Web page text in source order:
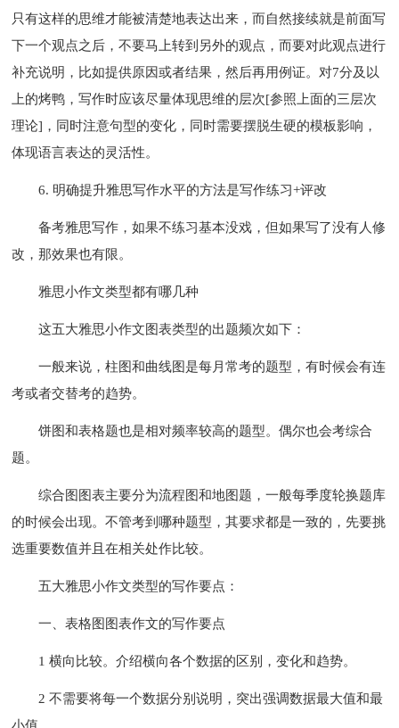
只有这样的思维才能被清楚地表达出来，而自然接续就是前面写
下一个观点之后，不要马上转到另外的观点，而要对此观点进行
补充说明，比如提供原因或者结果，然后再用例证。对7分及以
上的烤鸭，写作时应该尽量体现思维的层次[参照上面的三层次
理论]，同时注意句型的变化，同时需要摆脱生硬的模板影响，
体现语言表达的灵活性。
6. 明确提升雅思写作水平的方法是写作练习+评改
备考雅思写作，如果不练习基本没戏，但如果写了没有人修
改，那效果也有限。
雅思小作文类型都有哪几种
这五大雅思小作文图表类型的出题频次如下：
一般来说，柱图和曲线图是每月常考的题型，有时候会有连
考或者交替考的趋势。
饼图和表格题也是相对频率较高的题型。偶尔也会考综合
题。
综合图图表主要分为流程图和地图题，一般每季度轮换题库
的时候会出现。不管考到哪种题型，其要求都是一致的，先要挑
选重要数值并且在相关处作比较。
五大雅思小作文类型的写作要点：
一、表格图图表作文的写作要点
1 横向比较。介绍横向各个数据的区别，变化和趋势。
2 不需要将每一个数据分别说明，突出强调数据最大值和最